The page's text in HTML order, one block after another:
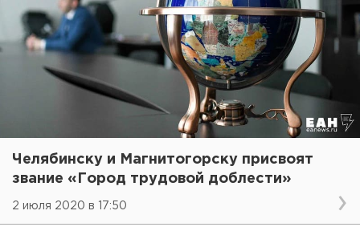
Челябинску и Магнитогорску присвоят
звание «Город трудовой доблести»
2 июля 2020 в 17:50